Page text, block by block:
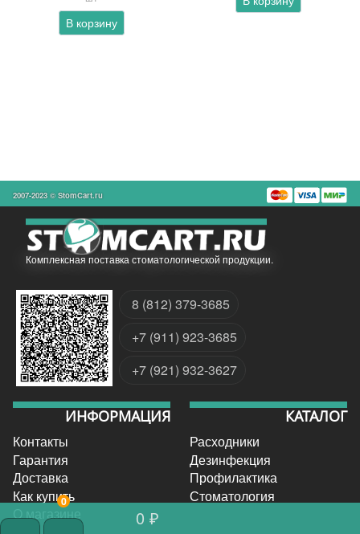
В корзину
2007-2023 © StomCart.ru
Комплексная поставка стоматологической продукции.
8 (812) 379-3685
+7 (911) 923-3685
+7 (921) 932-3627
ИНФОРМАЦИЯ
Контакты
Гарантия
Доставка
Как купить
О магазине
КАТАЛОГ
Расходники
Дезинфекция
Профилактика
Стоматология
0
0 ₽